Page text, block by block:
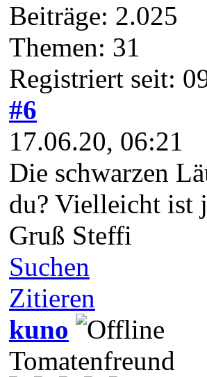
Beiträge: 2.025
Themen: 31
Registriert seit:
#6
17.06.20, 06:21
Die schwarzen
du? Vielleicht ist
Gruß Steffi
Suchen
Zitieren
kuno
Tomatenfreund